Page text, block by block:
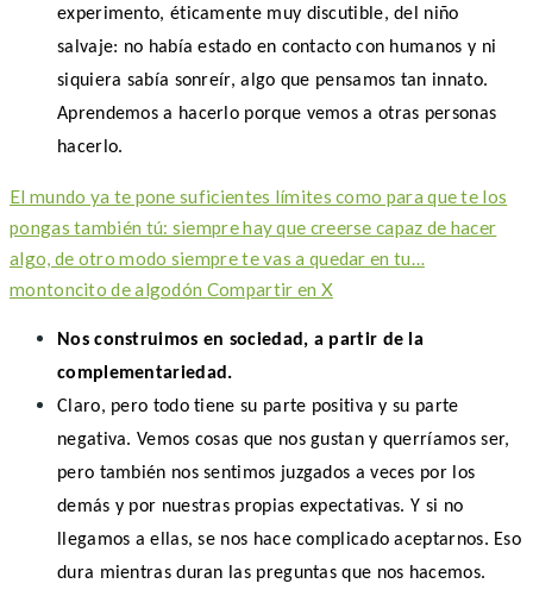
experimento, éticamente muy discutible, del niño
salvaje: no había estado en contacto con humanos y ni
siquiera sabía sonreír, algo que pensamos tan innato.
Aprendemos a hacerlo porque vemos a otras personas
hacerlo.
El mundo ya te pone suficientes límites como para que te los
pongas también tú: siempre hay que creerse capaz de hacer
algo, de otro modo siempre te vas a quedar en tu…
montoncito de algodón Compartir en X
Nos construimos en sociedad, a partir de la
complementariedad.
Claro, pero todo tiene su parte positiva y su parte
negativa. Vemos cosas que nos gustan y querríamos ser,
pero también nos sentimos juzgados a veces por los
demás y por nuestras propias expectativas. Y si no
llegamos a ellas, se nos hace complicado aceptarnos. Eso
dura mientras duran las preguntas que nos hacemos.